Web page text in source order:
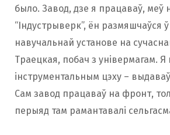
было. Завод, дзе я працаваў, меў
“Індустрыверк”, ён размяшчаўся
навучальнай установе на
Траецкая, побач з універмагам. Я
інструментальным цэху –
Сам завод працаваў на фронт,
перыяд там рамантавалі